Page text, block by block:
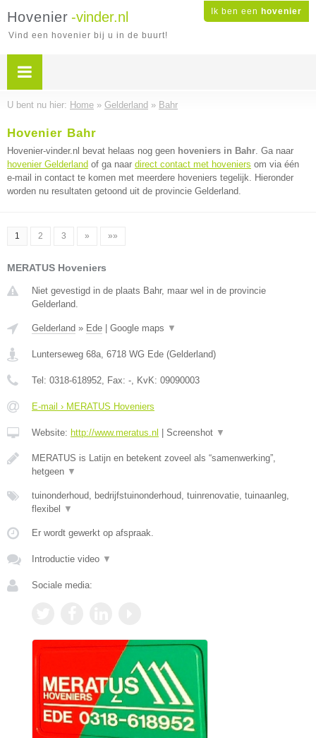
Ik ben een hovenier
Hovenier -vinder.nl
Vind een hovenier bij u in de buurt!
U bent nu hier: Home » Gelderland » Bahr
Hovenier Bahr
Hovenier-vinder.nl bevat helaas nog geen hoveniers in Bahr. Ga naar
hovenier Gelderland of ga naar direct contact met hoveniers om via één
e-mail in contact te komen met meerdere hoveniers tegelijk. Hieronder
worden nu resultaten getoond uit de provincie Gelderland.
1 2 3 » »»
MERATUS Hoveniers
Niet gevestigd in de plaats Bahr, maar wel in de provincie
Gelderland.
Gelderland » Ede Google maps ▼
Lunterseweg 68a, 6718 WG Ede (Gelderland)
Tel: 0318-618952, Fax: -, KvK: 09090003
E-mail › MERATUS Hoveniers
Website: http://www.meratus.nl Screenshot ▼
MERATUS is Latijn en betekent zoveel als “samenwerking”,
hetgeen ▼
tuinonderhoud, bedrijfstuinonderhoud, tuinrenovatie, tuinaanleg,
flexibel
▼
Er wordt gewerkt op afspraak.
Introductie video ▼
Sociale media: